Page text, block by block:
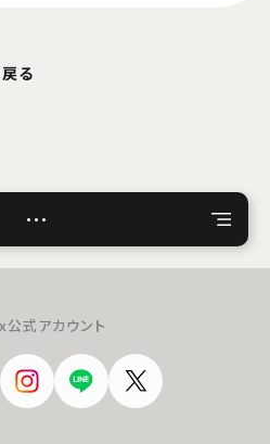
る
…
式アカウント